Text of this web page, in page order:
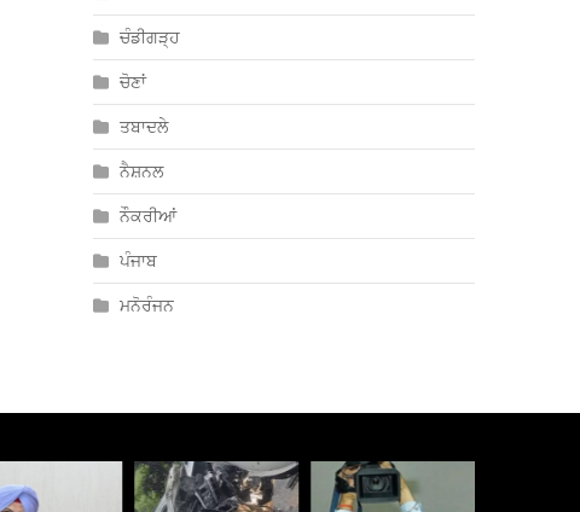
ਚੰਡੀਗੜ੍ਹ
ਚੋਣਾਂ
ਤਬਾਦਲੇ
ਨੈਸ਼ਨਲ
ਨੌਕਰੀਆਂ
ਪੰਜਾਬ
ਮਨੋਰੰਜਨ